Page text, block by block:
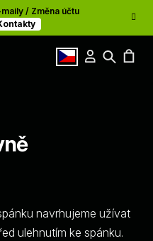
/ Změna účtu
Přihlášení
Hledat
Články
navrhujeme užívat
ulehnutím ke spánku.